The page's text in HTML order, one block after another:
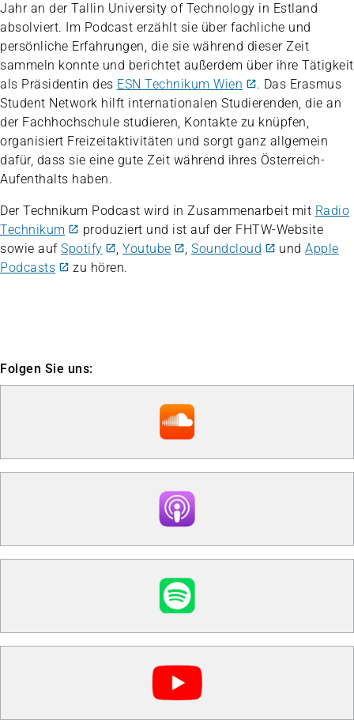
Jahr an der Tallin University of Technology in Estland
absolviert. Im Podcast erzählt sie über fachliche und
persönliche Erfahrungen, die sie während dieser Zeit
sammeln konnte und berichtet außerdem über ihre Tätigkeit
als Präsidentin des ESN Technikum Wien
. Das Erasmus
Student Network hilft internationalen Studierenden, die an
der Fachhochschule studieren, Kontakte zu knüpfen,
organisiert Freizeitaktivitäten und sorgt ganz allgemein
dafür, dass sie eine gute Zeit während ihres Österreich-
Aufenthalts haben.
Der Technikum Podcast wird in Zusammenarbeit mit Radio
Technikum
produziert und ist auf der FHTW-Website
sowie auf Spotify , Youtube , Soundcloud und Apple
Podcasts
zu hören.
Folgen Sie uns: